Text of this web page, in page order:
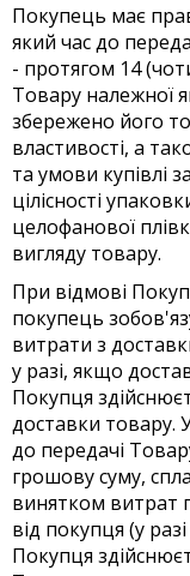
Покупець має
який час до
- протягом 14
Товару належної
збережено його
властивості, а
та умови купівлі
цілісності
целофанової
вигляду товару.
При відмові
покупець
витрати з
у разі, якщо
Покупця
доставки товару.
до передачі
грошову суму,
винятком витрат
від покупця (у
Покупця